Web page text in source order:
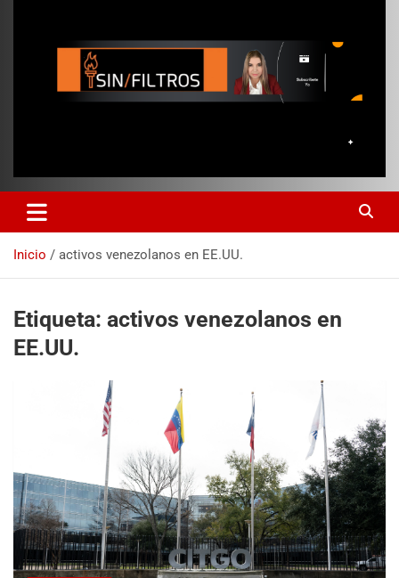
Inicio activos venezolanos en EE.UU.
Etiqueta: activos venezolanos en
EE.UU.